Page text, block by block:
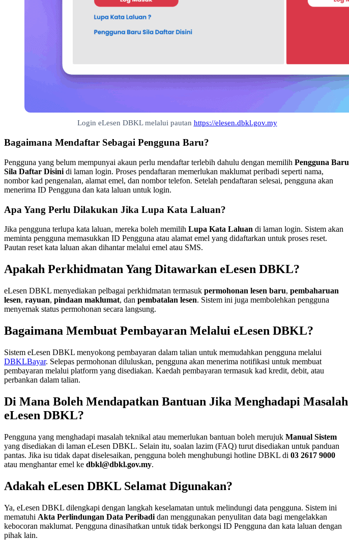
Login eLesen DBKL melalui pautan https://elesen.dbkl.gov.my
Bagaimana Mendaftar Sebagai Pengguna Baru?
Pengguna yang belum mempunyai akaun perlu mendaftar terlebih dahulu dengan memilih Pengguna Baru
Sila Daftar Disini di laman login. Proses pendaftaran memerlukan maklumat peribadi seperti nama,
nombor kad pengenalan, alamat emel, dan nombor telefon. Setelah pendaftaran selesai, pengguna akan
menerima ID Pengguna dan kata laluan untuk login.
Apa Yang Perlu Dilakukan Jika Lupa Kata Laluan?
Jika pengguna terlupa kata laluan, mereka boleh memilih Lupa Kata Laluan di laman login. Sistem akan
meminta pengguna memasukkan ID Pengguna atau alamat emel yang didaftarkan untuk proses reset.
Pautan reset kata laluan akan dihantar melalui emel atau SMS.
Apakah Perkhidmatan Yang Ditawarkan eLesen DBKL?
eLesen DBKL menyediakan pelbagai perkhidmatan termasuk permohonan lesen baru, pembaharuan
lesen, rayuan, pindaan maklumat, dan pembatalan lesen. Sistem ini juga membolehkan pengguna
menyemak status permohonan secara langsung.
Bagaimana Membuat Pembayaran Melalui eLesen DBKL?
Sistem eLesen DBKL menyokong pembayaran dalam talian untuk memudahkan pengguna melalui
DBKLBayar. Selepas permohonan diluluskan, pengguna akan menerima notifikasi untuk membuat
pembayaran melalui platform yang disediakan. Kaedah pembayaran termasuk kad kredit, debit, atau
perbankan dalam talian.
Di Mana Boleh Mendapatkan Bantuan Jika Menghadapi Masalah
eLesen DBKL?
Pengguna yang menghadapi masalah teknikal atau memerlukan bantuan boleh merujuk Manual Sistem
yang disediakan di laman eLesen DBKL. Selain itu, soalan lazim (FAQ) turut disediakan untuk panduan
pantas. Jika isu tidak dapat diselesaikan, pengguna boleh menghubungi hotline DBKL di 03 2617 9000
atau menghantar emel ke dbkl@dbkl.gov.my.
Adakah eLesen DBKL Selamat Digunakan?
Ya, eLesen DBKL dilengkapi dengan langkah keselamatan untuk melindungi data pengguna. Sistem ini
mematuhi Akta Perlindungan Data Peribadi dan menggunakan penyulitan data bagi mengelakkan
kebocoran maklumat. Pengguna dinasihatkan untuk tidak berkongsi ID Pengguna dan kata laluan dengan
pihak lain.